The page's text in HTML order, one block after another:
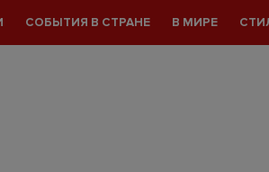
СОБЫТИЯ В СТРАНЕ В МИРЕ